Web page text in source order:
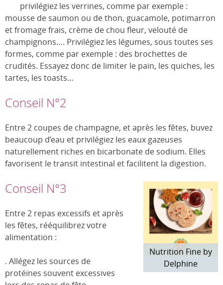
privilégiez les verrines, comme par exemple :
mousse de saumon ou de thon, guacamole, potimarron
et fromage frais, crème de chou fleur, velouté de
champignons…. Privilégiez les légumes, sous toutes ses
formes, comme par exemple : des brochettes de
crudités. Essayez donc de limiter le pain, les quiches, les
tartes, les toasts…
Conseil N°2
Entre 2 coupes de champagne, et après les fêtes, buvez
beaucoup d’eau et privilégiez les eaux gazeuses
naturellement riches en bicarbonate de sodium. Elles
favorisent le transit intestinal et facilitent la digestion.
Nutrition Fine by
Delphine
Conseil N°3
Entre 2 repas excessifs et après
les fêtes, rééquilibrez votre
alimentation :
. Allégez les sources de
protéines souvent excessives